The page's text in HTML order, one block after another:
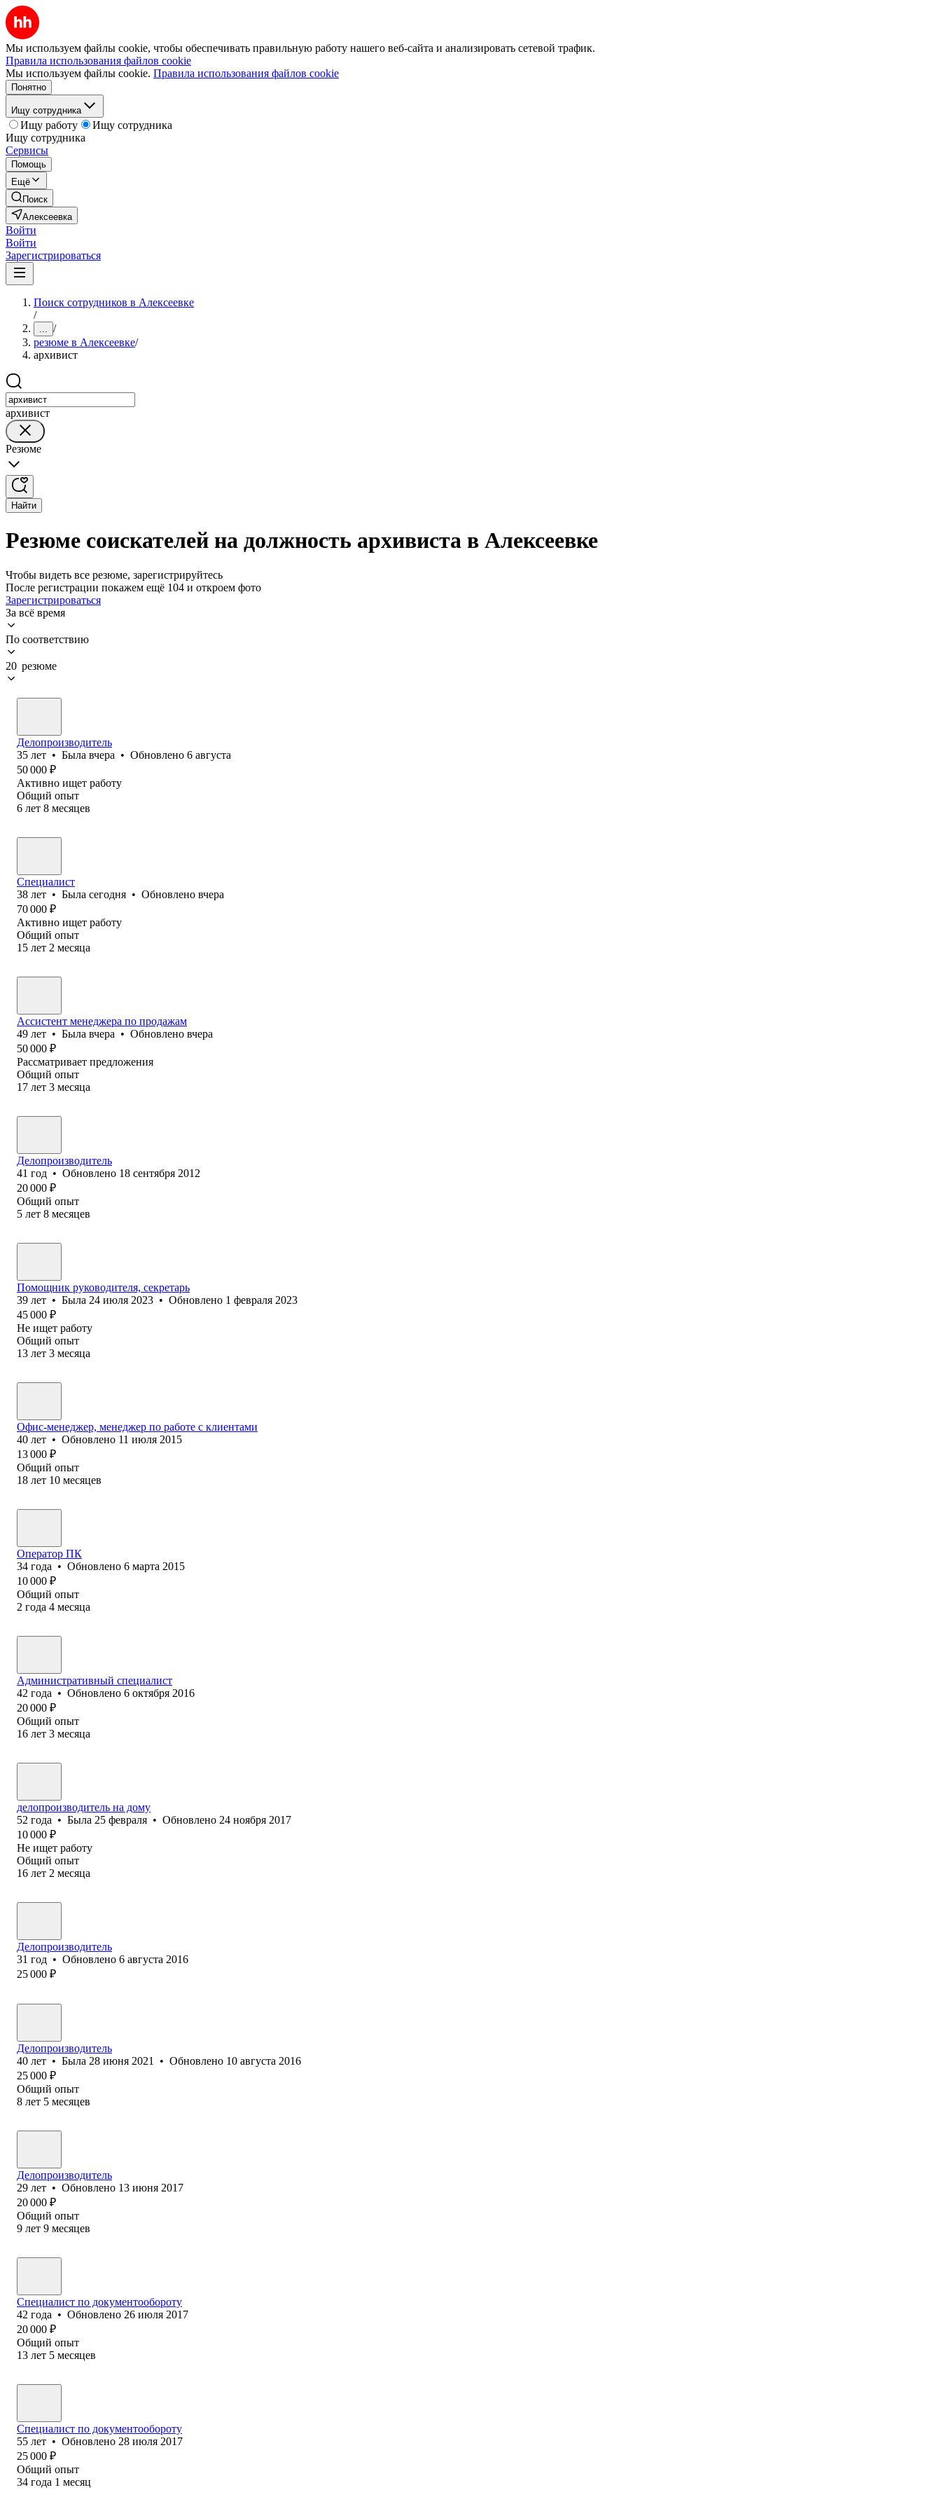
Мы используем файлы cookie, чтобы обеспечивать правильную работу нашего веб-сайта и анализировать сетевой трафик.
Правила использования файлов cookie
Мы используем файлы cookie. Правила использования файлов cookie
Понятно
Ищу сотрудника
Ищу работу
Ищу сотрудника
Ищу сотрудника
Сервисы
Помощь
Ещё
Поиск
Алексеевка
Войти
Войти
Зарегистрироваться
Поиск сотрудников в Алексеевке
/
... /
резюме в Алексеевке/
архивист
архивист
Резюме
Найти
Резюме соискателей на должность архивиста в Алексеевке
Чтобы видеть все резюме, зарегистрируйтесь
После регистрации покажем ещё 104 и откроем фото
Зарегистрироваться
За всё время
По соответствию
20 резюме
Делопроизводитель
35 лет • Была вчера • Обновлено 6 августа
50 000 ₽
Активно ищет работу
Общий опыт
6 лет 8 месяцев
Специалист
38 лет • Была сегодня • Обновлено вчера
70 000 ₽
Активно ищет работу
Общий опыт
15 лет 2 месяца
Ассистент менеджера по продажам
49 лет • Была вчера • Обновлено вчера
50 000 ₽
Рассматривает предложения
Общий опыт
17 лет 3 месяца
Делопроизводитель
41 год • Обновлено 18 сентября 2012
20 000 ₽
Общий опыт
5 лет 8 месяцев
Помощник руководителя, секретарь
39 лет • Была 24 июля 2023 • Обновлено 1 февраля 2023
45 000 ₽
Не ищет работу
Общий опыт
13 лет 3 месяца
Офис-менеджер, менеджер по работе с клиентами
40 лет • Обновлено 11 июля 2015
13 000 ₽
Общий опыт
18 лет 10 месяцев
Оператор ПК
34 года • Обновлено 6 марта 2015
10 000 ₽
Общий опыт
2 года 4 месяца
Административный специалист
42 года • Обновлено 6 октября 2016
20 000 ₽
Общий опыт
16 лет 3 месяца
делопроизводитель на дому
52 года • Была 25 февраля • Обновлено 24 ноября 2017
10 000 ₽
Не ищет работу
Общий опыт
16 лет 2 месяца
Делопроизводитель
31 год • Обновлено 6 августа 2016
25 000 ₽
Делопроизводитель
40 лет • Была 28 июня 2021 • Обновлено 10 августа 2016
25 000 ₽
Общий опыт
8 лет 5 месяцев
Делопроизводитель
29 лет • Обновлено 13 июня 2017
20 000 ₽
Общий опыт
9 лет 9 месяцев
Специалист по документообороту
42 года • Обновлено 26 июля 2017
20 000 ₽
Общий опыт
13 лет 5 месяцев
Специалист по документообороту
55 лет • Обновлено 28 июля 2017
25 000 ₽
Общий опыт
34 года 1 месяц